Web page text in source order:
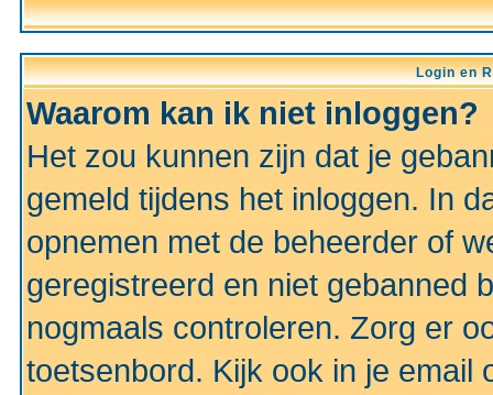
Login en
Waarom kan ik niet inloggen?
Het zou kunnen zijn dat je
gemeld tijdens het inloggen. In
opnemen met de beheerder of
geregistreerd en niet gebanned
nogmaals controleren. Zorg er
toetsenbord. Kijk ook in je email